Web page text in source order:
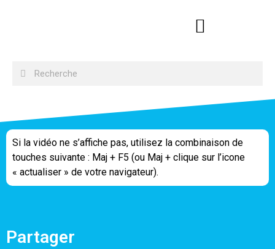
Si la vidéo ne s’affiche pas, utilisez la combinaison de
touches suivante : Maj + F5 (ou Maj + clique sur l’icone
« actualiser » de votre navigateur).
Partager